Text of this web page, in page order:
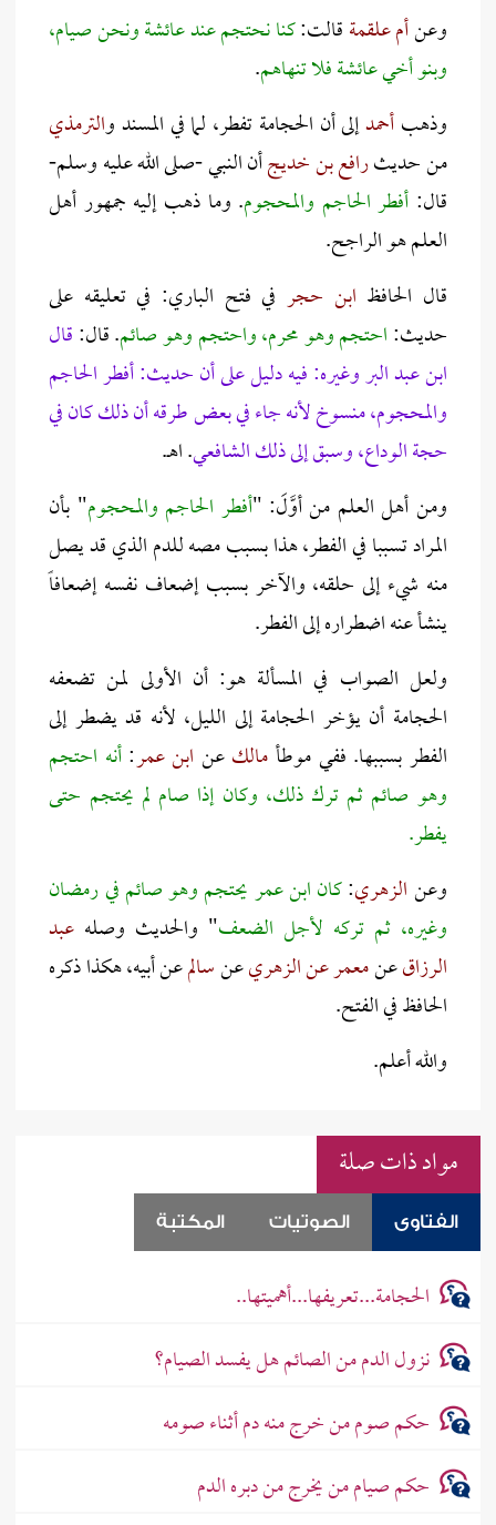
وعنأم علقمةقالت:كنا نحتجم عند عائشة ونحن صيام،
وبنو أخي عائشة فلا تنهاهم.
وذهبأحمدإلى أن الحجامة تفطر، لما في المسند والترمذي
من حديثرافع بن خديجأن النبي -صلى الله عليه وسلم-
قال: أفطر الحاجم والمحجوم. وما ذهب إليه جمهور أهل
العلم هو الراجح.
قال الحافظ ابن حجر في فتح الباري: في تعليقه على
حديث:احتجم وهو محرم، واحتجم وهو صائم. قال:قال
ابن عبد البر وغيره: فيه دليل على أن حديث: أفطر الحاجم
والمحجوم، منسوخ لأنه جاء في بعض طرقه أن ذلك كان في
حجة الوداع، وسبق إلى ذلك الشافعي. اهـ.
ومن أهل العلم من أوَّلَ: "أفطر الحاجم والمحجوم" بأن
المراد تسببا في الفطر، هذا بسبب مصه للدم الذي قد يصل
منه شيء إلى حلقه، والآخر بسبب إضعاف نفسه إضعافاً
ينشأ عنه اضطراره إلى الفطر.
ولعل الصواب في المسألة هو: أن الأولى لمن تضعفه
الحجامة أن يؤخر الحجامة إلى الليل، لأنه قد يضطر إلى
الفطر بسببها. ففي موطأمالكعن ابن عمر:أنه احتجم
وهو صائم ثم ترك ذلك، وكان إذا صام لم يحتجم حتى
يفطر.
وعنالزهري:كان ابن عمر يحتجم وهو صائم في رمضان
وغيره، ثم تركه لأجل الضعف" والحديث وصله عبد
الرزاقعنمعمر عن الزهريعنسالمعن أبيه، هكذا ذكره
الحافظ في الفتح.
والله أعلم.
مواد ذات صلة
الفتاوى الصوتيات المكتبة
الحجامة...تعريفها...أهميتها..
نزول الدم من الصائم هل يفسد الصيام؟
حكم صوم من خرج منه دم أثناء صومه
حكم صيام من يخرج من دبره الدم